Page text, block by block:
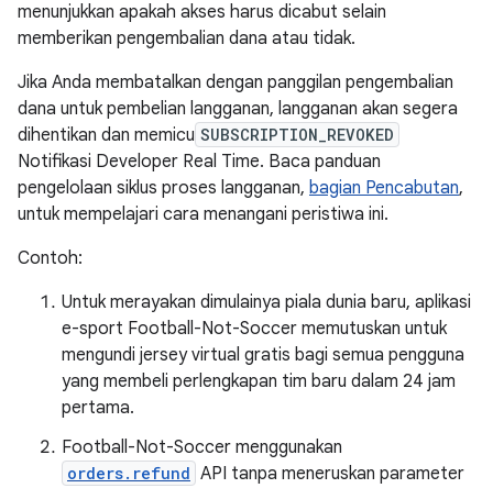
menunjukkan apakah akses harus dicabut selain
memberikan pengembalian dana atau tidak.
Jika Anda membatalkan dengan panggilan pengembalian
dana untuk pembelian langganan, langganan akan segera
dihentikan dan memicu SUBSCRIPTION_REVOKED
Notifikasi Developer Real Time. Baca panduan
pengelolaan siklus proses langganan, bagian Pencabutan,
untuk mempelajari cara menangani peristiwa ini.
Contoh:
Untuk merayakan dimulainya piala dunia baru, aplikasi
e-sport Football-Not-Soccer memutuskan untuk
mengundi jersey virtual gratis bagi semua pengguna
yang membeli perlengkapan tim baru dalam 24 jam
pertama.
Football-Not-Soccer menggunakan
orders.refund API tanpa meneruskan parameter